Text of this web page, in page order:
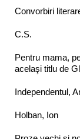
Convorbiri
C.S.
Pentru mama,
acelaşi titlu de
Independentul,
Holban, Ion